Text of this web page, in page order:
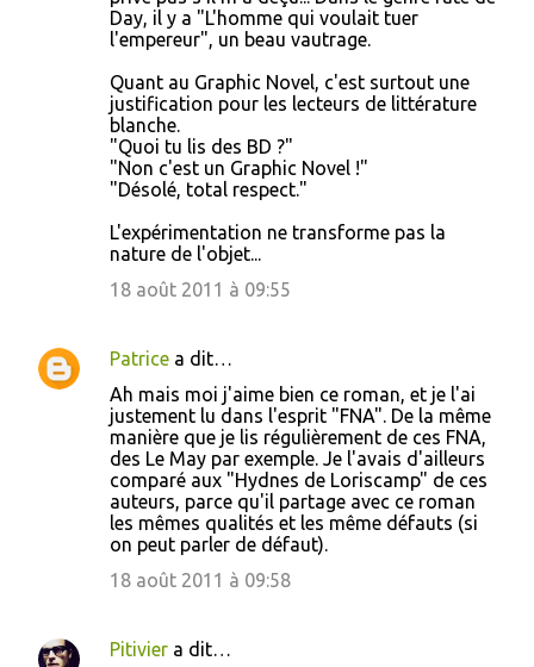
Day, il y a "L'homme qui voulait tuer
l'empereur", un beau vautrage.
Quant au Graphic Novel, c'est surtout une
justification pour les lecteurs de littérature
blanche.
"Quoi tu lis des BD ?"
"Non c'est un Graphic Novel !"
"Désolé, total respect."
L'expérimentation ne transforme pas la
nature de l'objet...
18 août 2011 à 09:55
Patrice a dit…
Ah mais moi j'aime bien ce roman, et je l'ai
justement lu dans l'esprit "FNA". De la même
manière que je lis régulièrement de ces FNA,
des Le May par exemple. Je l'avais d'ailleurs
comparé aux "Hydnes de Loriscamp" de ces
auteurs, parce qu'il partage avec ce roman
les mêmes qualités et les même défauts (si
on peut parler de défaut).
18 août 2011 à 09:58
Pitivier a dit…